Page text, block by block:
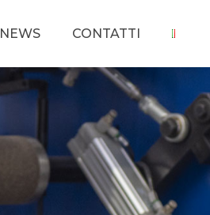
NEWS CONTATTI